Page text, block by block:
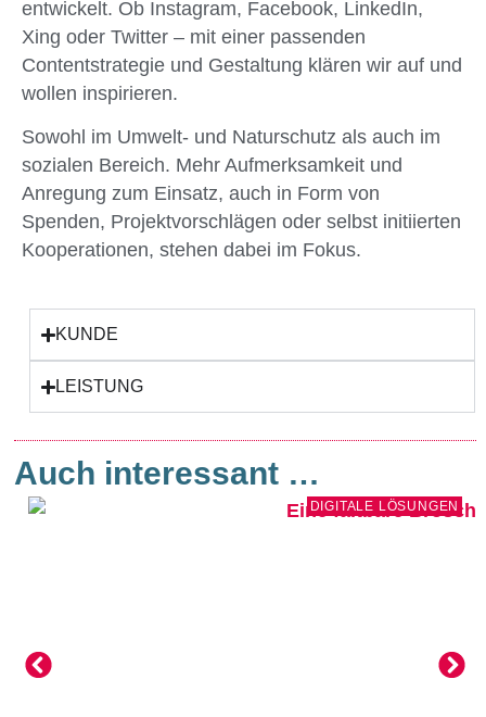
entwickelt. Ob Instagram, Facebook, LinkedIn,
Xing oder Twitter – mit einer passenden
Contentstrategie und Gestaltung klären wir auf und
wollen inspirieren.
Sowohl im Umwelt- und Naturschutz als auch im
sozialen Bereich. Mehr Aufmerksamkeit und
Anregung zum Einsatz, auch in Form von
Spenden, Projektvorschlägen oder selbst initiierten
Kooperationen, stehen dabei im Fokus.
KUNDE
LEISTUNG
Auch interessant …
DIGITALE LÖSUNGEN